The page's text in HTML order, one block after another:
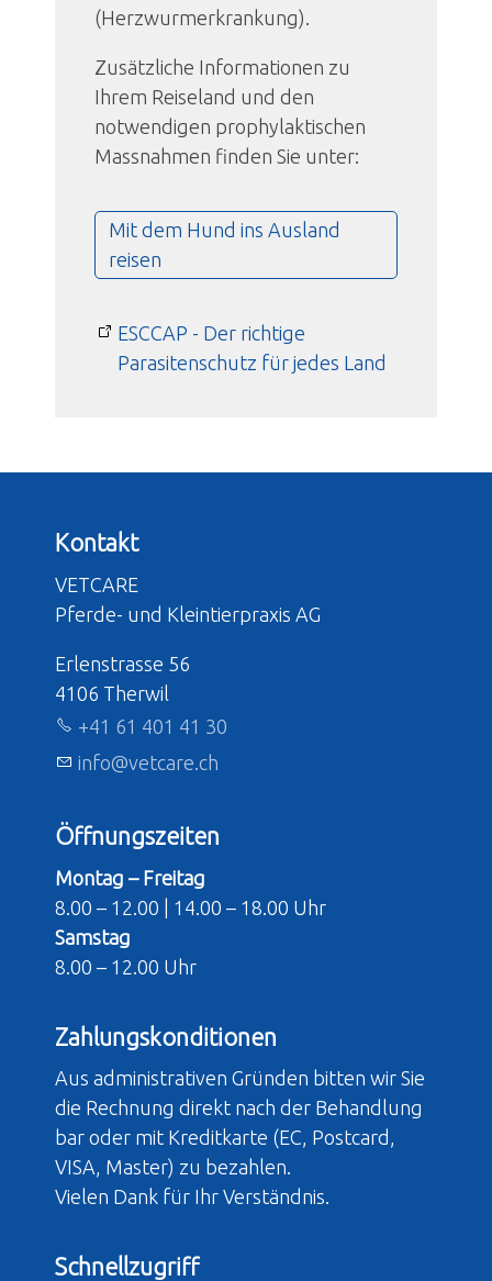
(Herzwurmerkrankung).
Zusätzliche Informationen zu
Ihrem Reiseland und den
notwendigen prophylaktischen
Massnahmen finden Sie unter:
Mit dem Hund ins Ausland
reisen
ESCCAP - Der richtige
Parasitenschutz für jedes Land
Kontakt
VETCARE
Pferde- und Kleintierpraxis AG
Erlenstrasse 56
4106 Therwil
+41 61 401 41 30
nf
v tc r ch
Öffnungszeiten
Montag – Freitag
8.00 – 12.00 | 14.00 – 18.00 Uhr
Samstag
8.00 – 12.00 Uhr
Zahlungskonditionen
Aus administrativen Gründen bitten wir Sie
die Rechnung direkt nach der Behandlung
bar oder mit Kreditkarte (EC, Postcard,
VISA, Master) zu bezahlen.
Vielen Dank für Ihr Verständnis.
Schnellzugriff